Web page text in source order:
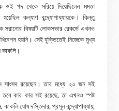
ওই পদ থেকে সরিয়ে দিয়েছিলেন মমতা
কল্যাণ বন্দ্যোপাধ্যায়কে। কিন্তু
বিষয়টি লোকসভার রেকর্ডে এখনও
হয়নি। সেই যুক্তিতেই নিজেকে মুখ্য
কাকলি।
রয়েছেন। তার মধ্যে ২০ জন সই
তবে কার কার সই রয়েছে, তা এখনও স্পষ্ট
ঘোষ দস্তিদার, প্রসূন বন্দ্যোপাধ্যায়,